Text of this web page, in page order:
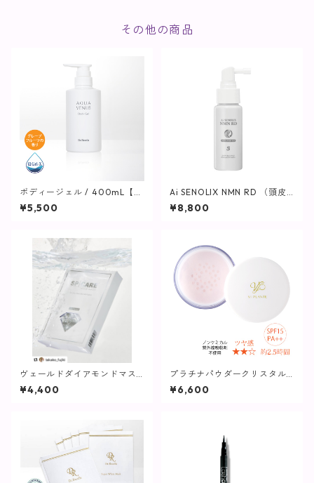
その他の商品
ボディージェル / 400mL【保
湿ジェル】
¥5,500
Ai SENOLIX NMN RD （頭皮
用エッセンス）
¥8,800
ヴェールドダイアモンドマス
ク【SPICARE】
¥4,400
プラチナパウダークリスタル2
5g(パフ付き)【ヴィプラン
ツ】
¥6,600